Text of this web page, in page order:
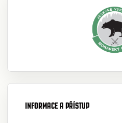
INFORMACE A PŘÍSTUP